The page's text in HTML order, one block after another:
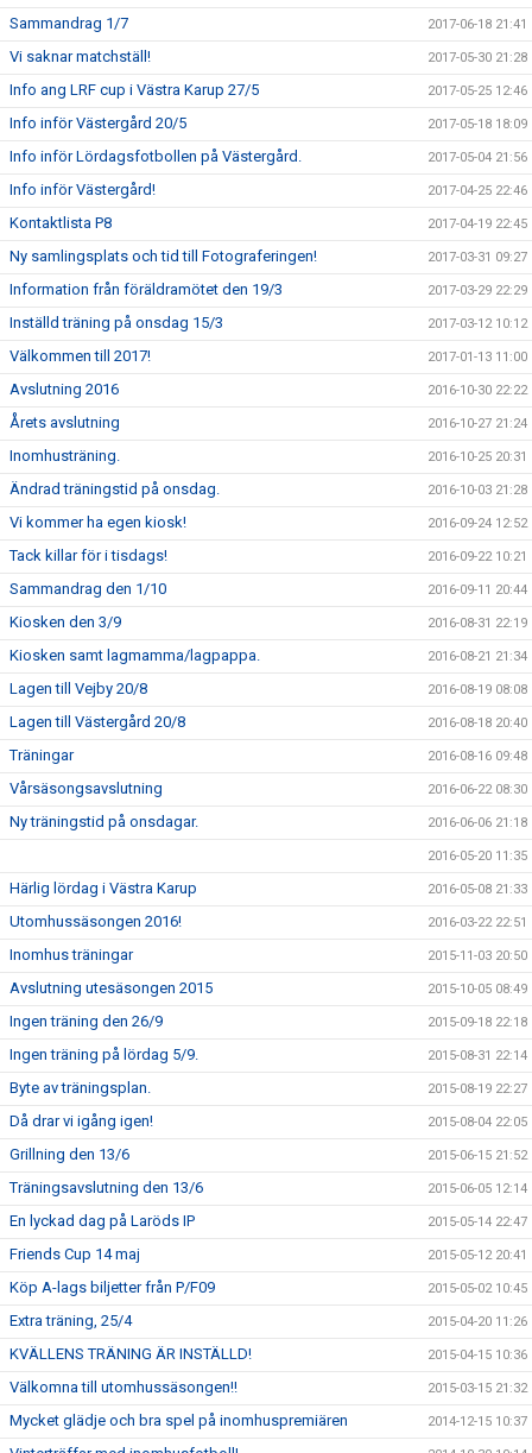
Sammandrag 1/7 2017-06-18 21:41
Vi saknar matchställ! 2017-05-30 21:28
Info ang LRF cup i Västra Karup 27/5 2017-05-25 12:46
Info inför Västergård 20/5 2017-05-18 18:09
Info inför Lördagsfotbollen på Västergård. 2017-05-04 21:56
Info inför Västergård! 2017-04-25 22:46
Kontaktlista P8 2017-04-19 22:45
Ny samlingsplats och tid till Fotograferingen! 2017-03-31 09:27
Information från föräldramötet den 19/3 2017-03-29 22:29
Inställd träning på onsdag 15/3 2017-03-12 10:12
Välkommen till 2017! 2017-01-13 11:00
Avslutning 2016 2016-10-30 22:22
Årets avslutning 2016-10-27 21:24
Inomhusträning. 2016-10-25 20:31
Ändrad träningstid på onsdag. 2016-10-03 21:28
Vi kommer ha egen kiosk! 2016-09-24 12:52
Tack killar för i tisdags! 2016-09-22 10:21
Sammandrag den 1/10 2016-09-11 20:44
Kiosken den 3/9 2016-08-31 22:19
Kiosken samt lagmamma/lagpappa. 2016-08-21 21:34
Lagen till Vejby 20/8 2016-08-19 08:08
Lagen till Västergård 20/8 2016-08-18 20:40
Träningar 2016-08-16 09:48
Vårsäsongsavslutning 2016-06-22 08:30
Ny träningstid på onsdagar. 2016-06-06 21:18
2016-05-20 11:35
Härlig lördag i Västra Karup 2016-05-08 21:33
Utomhussäsongen 2016! 2016-03-22 22:51
Inomhus träningar 2015-11-03 20:50
Avslutning utesäsongen 2015 2015-10-05 08:49
Ingen träning den 26/9 2015-09-18 22:18
Ingen träning på lördag 5/9. 2015-08-31 22:14
Byte av träningsplan. 2015-08-19 22:27
Då drar vi igång igen! 2015-08-04 22:05
Grillning den 13/6 2015-06-15 21:52
Träningsavslutning den 13/6 2015-06-05 12:14
En lyckad dag på Laröds IP 2015-05-14 22:47
Friends Cup 14 maj 2015-05-12 20:41
Köp A-lags biljetter från P/F09 2015-05-02 10:45
Extra träning, 25/4 2015-04-20 11:26
KVÄLLENS TRÄNING ÄR INSTÄLLD! 2015-04-15 10:36
Välkomna till utomhussäsongen!! 2015-03-15 21:32
Mycket glädje och bra spel på inomhuspremiären 2014-12-15 10:37